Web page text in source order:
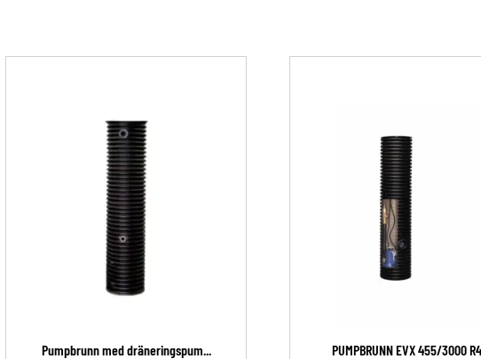
Pumpbrunn med dräneringspum... PUMPBRUNN EVX 455/3000